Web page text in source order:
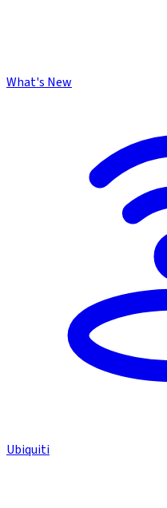
What's New
Ubiquiti